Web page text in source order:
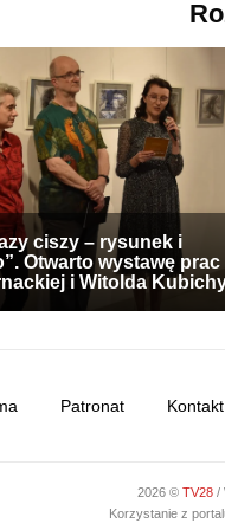
ciszy – rysunek i
Otwarto wystawę prac
i Witolda Kubichy
Patronat Kontakt
2026 © TV28 /
Korzystanie z